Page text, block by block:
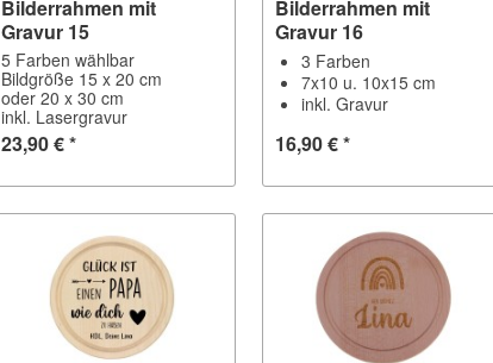
Bilderrahmen mit
Gravur 15
5 Farben wählbar
Bildgröße 15 x 20 cm
oder 20 x 30 cm
inkl. Lasergravur
23,90 € *
Bilderrahmen mit
Gravur 16
3 Farben
7x10 u. 10x15 cm
inkl. Gravur
16,90 € *